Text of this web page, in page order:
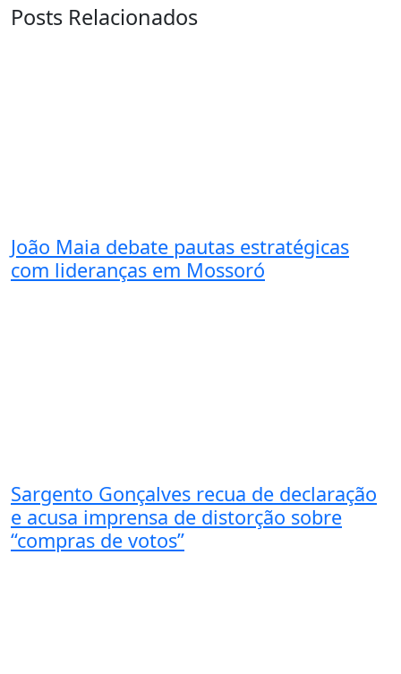
Posts Relacionados
João Maia debate pautas estratégicas
com lideranças em Mossoró
Sargento Gonçalves recua de declaração
e acusa imprensa de distorção sobre
“compras de votos”